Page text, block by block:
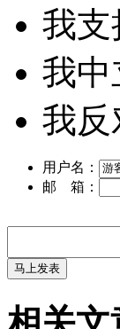
我支
我中
我反
用户名：
邮 箱：